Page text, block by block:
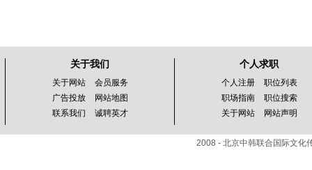
关于我们
关于网站
会员服务
广告投放
网站地图
联系我们
诚聘英才
个人求职
个人注册
职位列表
职场指南
职位搜索
关于网站
网站声明
2008 - 北京中韩联合国际文化